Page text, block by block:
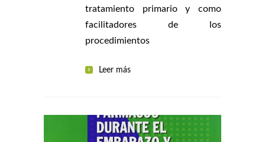
tratamiento primario y como
facilitadores de los
procedimientos
Leer más